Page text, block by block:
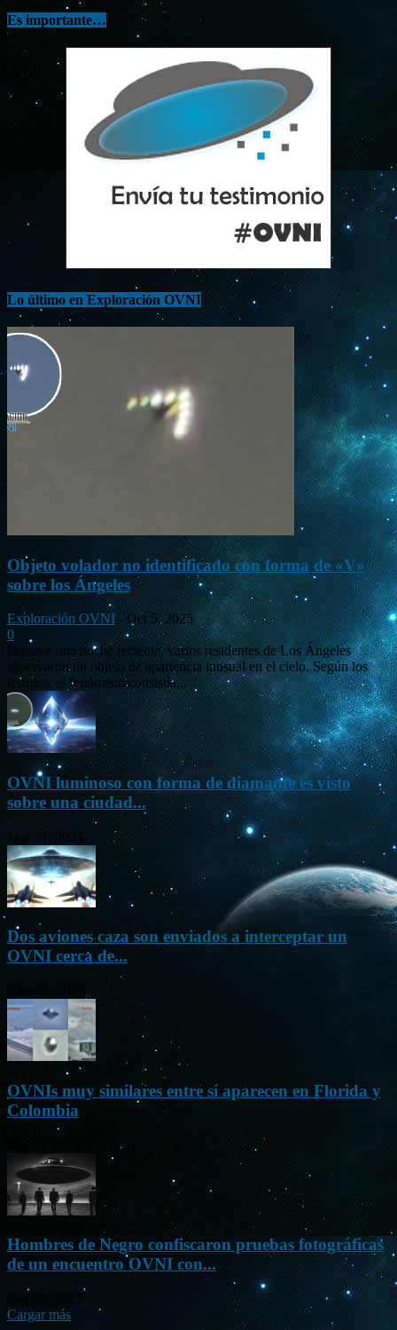
Es importante…
Lo último en Exploración OVNI
Objeto volador no identificado con forma de «V»
sobre los Ángeles
Exploración OVNI - Oct 5, 2025
0
Durante una noche reciente, varios residentes de Los Ángeles
observaron un objeto de apariencia inusual en el cielo. Según los
testigos, el fenómeno consistía...
OVNI luminoso con forma de diamante es visto
sobre una ciudad...
Dos aviones caza son enviados a interceptar un
OVNI cerca de...
OVNIs muy similares entre sí aparecen en Florida y
Colombia
Hombres de Negro confiscaron pruebas fotográficas
de un encuentro OVNI con...
Cargar más